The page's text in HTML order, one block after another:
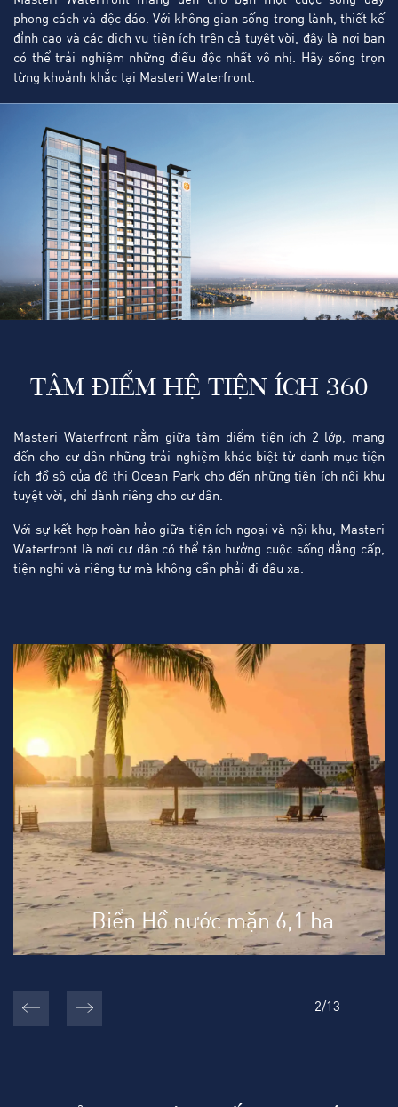
phong cách và độc đáo. Với không gian sống trong lành, thiết kế
đỉnh cao và các dịch vụ tiện ích trên cả tuyệt vời, đây là nơi bạn
có thể trải nghiệm những điều độc nhất vô nhị. Hãy sống trọn
từng khoảnh khắc tại Masteri Waterfront.
TÂM ĐIỂM HỆ TIỆN ÍCH 360
Masteri Waterfront nằm giữa tâm điểm tiện ích 2 lớp, mang
đến cho cư dân những trải nghiệm khác biệt từ danh mục tiện
ích đồ sộ của đô thị Ocean Park cho đến những tiện ích nội khu
tuyệt vời, chỉ dành riêng cho cư dân.
Với sự kết hợp hoàn hảo giữa tiện ích ngoại và nội khu, Masteri
Waterfront là nơi cư dân có thể tận hưởng cuộc sống đẳng cấp,
tiện nghi và riêng tư mà không cần phải đi đâu xa.
Biển Hồ nước mặn 6,1 ha
2/13